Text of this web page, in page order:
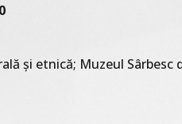
și etnică; Muzeul Sârbesc